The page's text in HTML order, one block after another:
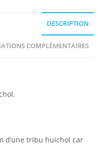
DESCRIPTION
COMPLÉMENTAIRES
d’une tribu huichol car